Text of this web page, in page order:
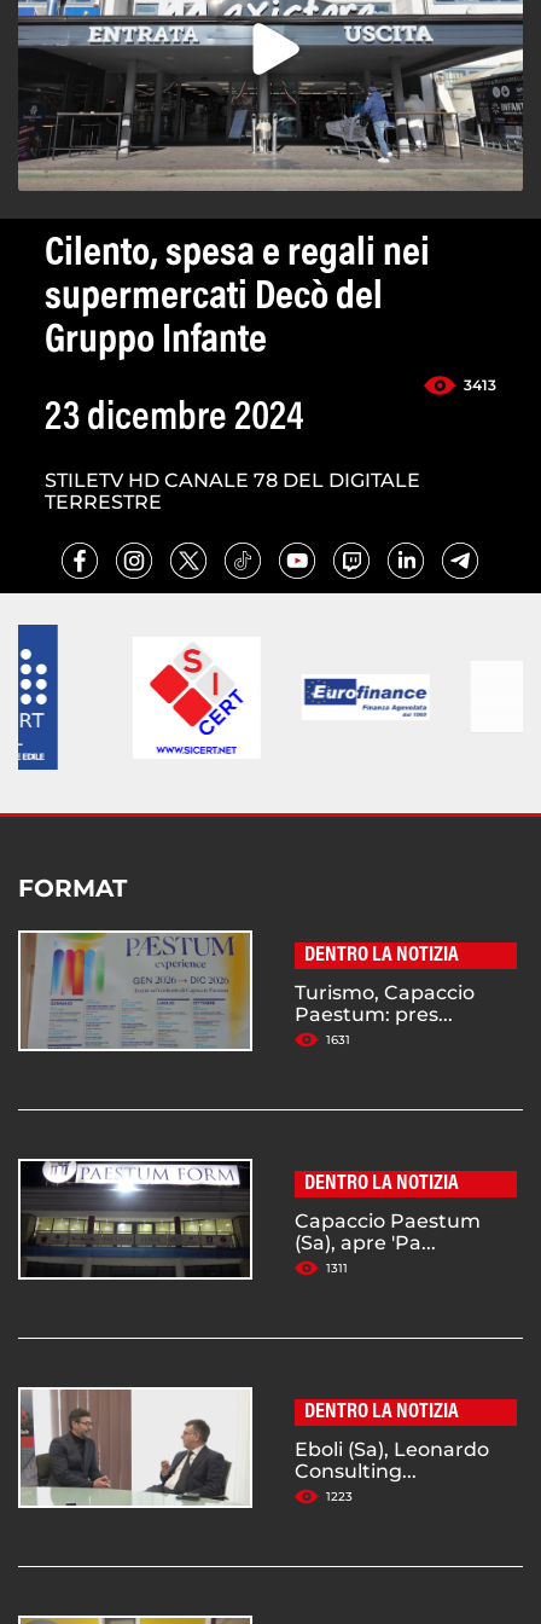
Cilento, spesa e regali nei
supermercati Decò del
Gruppo Infante
3413
23 dicembre 2024
STILETV HD CANALE 78 DEL DIGITALE
TERRESTRE
FORMAT
DENTRO LA NOTIZIA
Turismo, Capaccio
Paestum: pres...
1631
DENTRO LA NOTIZIA
Capaccio Paestum
(Sa), apre 'Pa...
1311
DENTRO LA NOTIZIA
Eboli (Sa), Leonardo
Consulting...
1223